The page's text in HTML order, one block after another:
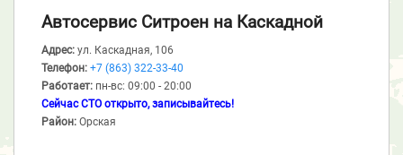
Автосервис Ситроен на Каскадной
Адрес: ул. Каскадная, 106
Телефон: +7 (863) 322-33-40
Работает: пн-вс: 09:00 - 20:00
Сейчас СТО открыто, записывайтесь!
Район: Орская